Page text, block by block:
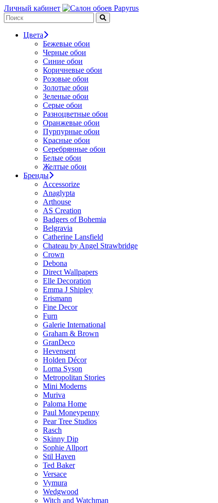
Личный кабинет
Цвета
Бежевые обои
Черные обои
Синие обои
Коричневые обои
Розовые обои
Золотые обои
Зеленые обои
Серые обои
Разноцветные обои
Оранжевые обои
Пурпурные обои
Красные обои
Серебрянные обои
Белые обои
Желтые обои
Бренды
Accessorize
Anaglypta
Arthouse
AS Creation
Badgers of Bohemia
Belgravia
Catherine Lansfield
Chateau by Angel Strawbridge
Crown
Debona
Direct Wallpapers
Elle Decoration
Emma J Shipley
Erismann
Fine Decor
Furn
Galerie International
Graham & Brown
GranDeco
Hevensent
Holden Décor
Lorna Syson
Metropolitan Stories
Mini Moderns
Muriva
Paloma Home
Paul Moneypenny
Pear Tree Studios
Rasch
Skinny Dip
Sophie Allport
Stil Haven
Ted Baker
Versace
Vymura
Wedgwood
Witch and Watchman